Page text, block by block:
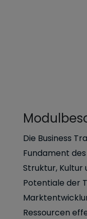
Die Business
Fundament
Struktur, Kultur
Potentiale der
Ressourcen